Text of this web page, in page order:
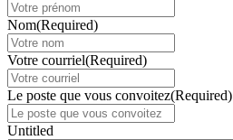
Nom(Required)
Votre courriel(Required)
Le poste que vous convoitez(Required)
Untitled